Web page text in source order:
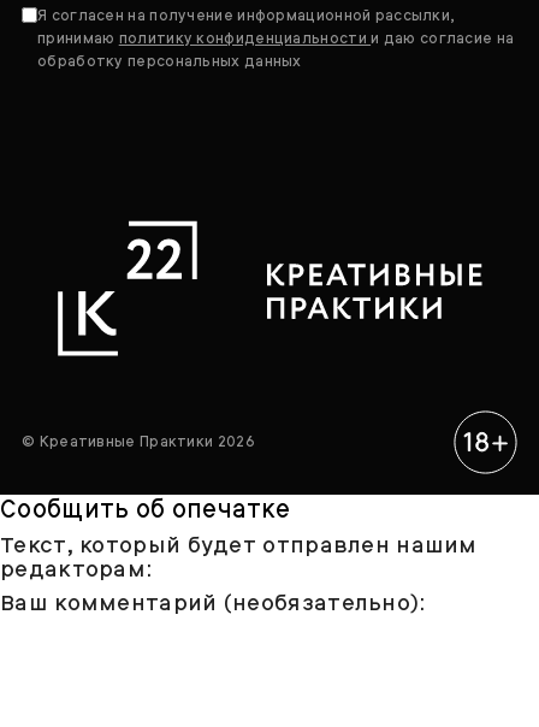
Я согласен на получение информационной рассылки,
принимаю политику конфиденциальностии даю согласие на
обработку персональных данных
© Креативные Практики 2026
Сообщить об опечатке
Текст, который будет отправлен нашим
редакторам:
Ваш комментарий (необязательно):